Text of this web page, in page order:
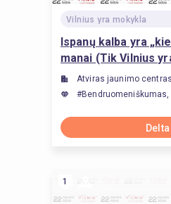
Vilnius yra mokykla
Ispanų kalba yra
manai (Tik Vilnius
Atviras jaunimo
Delta
1